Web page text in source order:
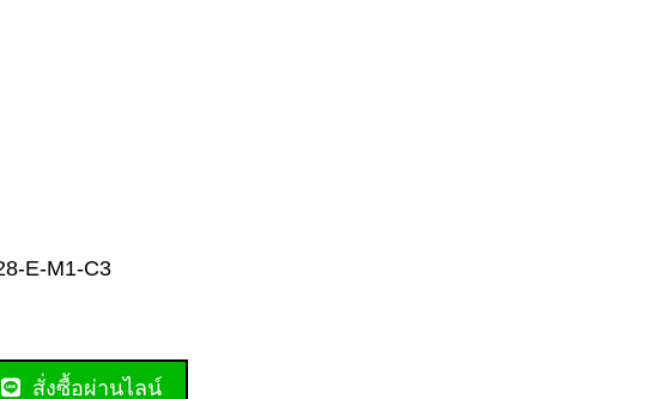
E-M1-C3
สั่งซื้อผ่านไลน์